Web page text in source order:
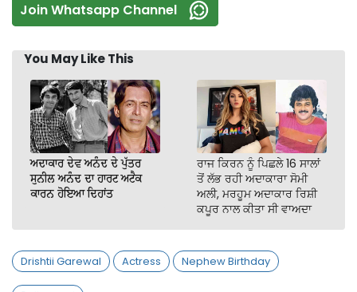
Join Whatsapp Channel
You May Like This
ਅਦਾਕਾਰ ਦੇਵ ਅਨੰਦ ਦੇ ਪੁੱਤਰ
ਸੁਨੀਲ ਅਨੰਦ ਦਾ ਹਾਰਟ ਅਟੈਕ
ਕਾਰਨ ਹੋਇਆ ਦਿਹਾਂਤ
ਰਾਜ ਕਿਰਨ ਨੂੰ ਪਿਛਲੇ 16 ਸਾਲਾਂ
ਤੋਂ ਲੱਭ ਰਹੀ ਅਦਾਕਾਰਾ ਸੋਮੀ
ਅਲੀ, ਮਰਹੂਮ ਅਦਾਕਾਰ ਰਿਸ਼ੀ
ਕਪੂਰ ਨਾਲ ਕੀਤਾ ਸੀ ਵਾਅਦਾ
Drishtii Garewal Actress Nephew Birthday